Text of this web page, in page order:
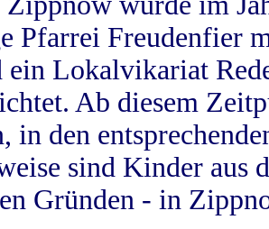
Pfarrei Freudenfier
ein Lokalvikariat
Ab diesem
in den
sind Kinder aus
Gründen - in